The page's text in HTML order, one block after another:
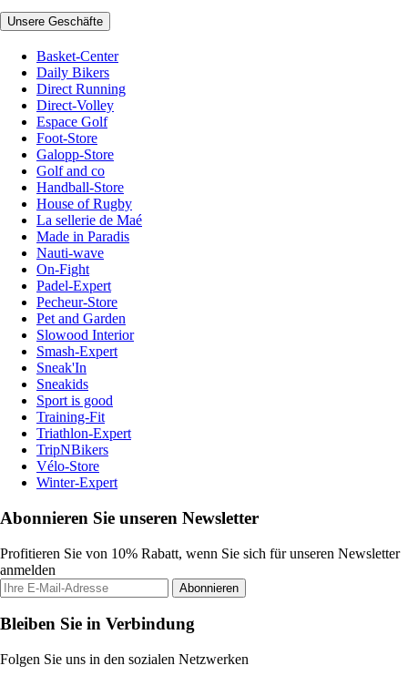
Unsere Geschäfte
Basket-Center
Daily Bikers
Direct Running
Direct-Volley
Espace Golf
Foot-Store
Galopp-Store
Golf and co
Handball-Store
House of Rugby
La sellerie de Maé
Made in Paradis
Nauti-wave
On-Fight
Padel-Expert
Pecheur-Store
Pet and Garden
Slowood Interior
Smash-Expert
Sneak'In
Sneakids
Sport is good
Training-Fit
Triathlon-Expert
TripNBikers
Vélo-Store
Winter-Expert
Abonnieren Sie unseren Newsletter
Profitieren Sie von 10% Rabatt, wenn Sie sich für unseren Newsletter
anmelden
Abonnieren
Bleiben Sie in Verbindung
Folgen Sie uns in den sozialen Netzwerken